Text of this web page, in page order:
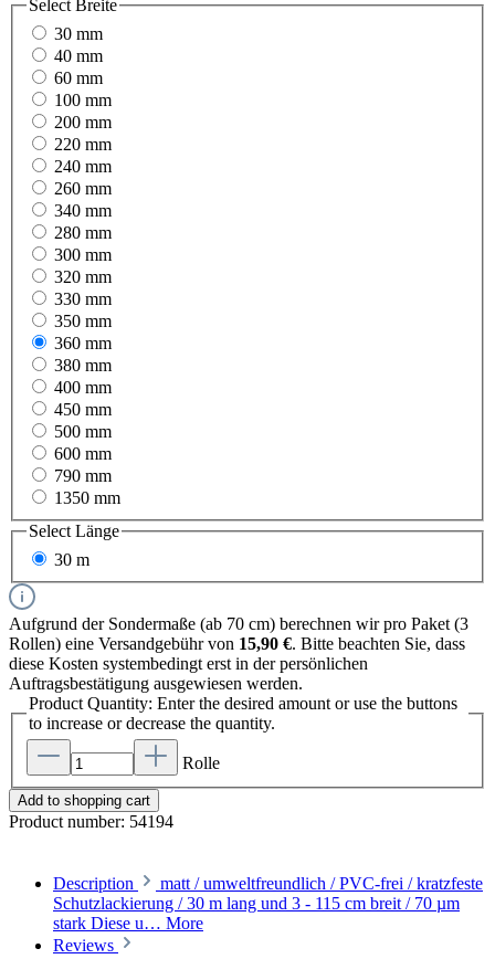
SelectBreite
30 mm
40 mm
60 mm
100 mm
200 mm
220 mm
240 mm
260 mm
340 mm
280 mm
300 mm
320 mm
330 mm
350 mm
360 mm
380 mm
400 mm
450 mm
500 mm
600 mm
790 mm
1350 mm
Select Länge
30 m
Aufgrund der Sondermaße (ab 70 cm) berechnen wir pro Paket (3
Rollen) eine Versandgebühr von 15,90 €. Bitte beachten Sie, dass
diese Kosten systembedingt erst in der persönlichen
Auftragsbestätigung ausgewiesen werden.
Product Quantity: Enter the desired amount or use the buttons
to increase or decrease the quantity.
Rolle
Add to shopping cart
Product number: 54194
Description
matt / umweltfreundlich / PVC-frei / kratzfeste
Schutzlackierung / 30 m lang und 3 - 115 cm breit / 70 µm
stark Diese u… More
Reviews